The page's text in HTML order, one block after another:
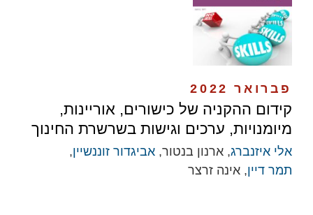
פברואר 2022
קידום ההקניה של כישורים, אוריינות,
מיומנויות, ערכים וגישות בשרשרת החינוך
אלי איזנברג, ארנון בנטור, אביגדור זוננשיין,
תמר דיין, אינה זרצר